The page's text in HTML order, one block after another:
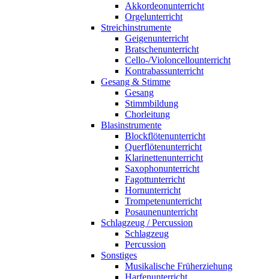
Akkordeonunterricht
Orgelunterricht
Streichinstrumente
Geigenunterricht
Bratschenunterricht
Cello-/Violoncellounterricht
Kontrabassunterricht
Gesang & Stimme
Gesang
Stimmbildung
Chorleitung
Blasinstrumente
Blockflötenunterricht
Querflötenunterricht
Klarinettenunterricht
Saxophonunterricht
Fagottunterricht
Hornunterricht
Trompetenunterricht
Posaunenunterricht
Schlagzeug / Percussion
Schlagzeug
Percussion
Sonstiges
Musikalische Früherziehung